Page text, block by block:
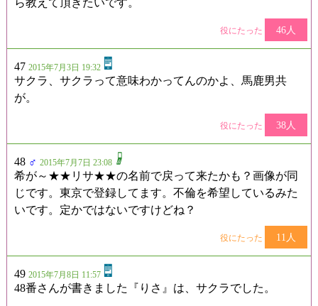
ら教えて頂きたいです。
役にたった 46人
47 2015年7月3日 19:32
サクラ、サクラって意味わかってんのかよ、馬鹿男共
が。
役にたった 38人
48 ♂ 2015年7月7日 23:08
希が～★★リサ★★の名前で戻って来たかも？画像が同
じです。東京で登録してます。不倫を希望しているみた
いです。定かではないですけどね？
役にたった 11人
49 2015年7月8日 11:57
48番さんが書きました『りさ』は、サクラでした。